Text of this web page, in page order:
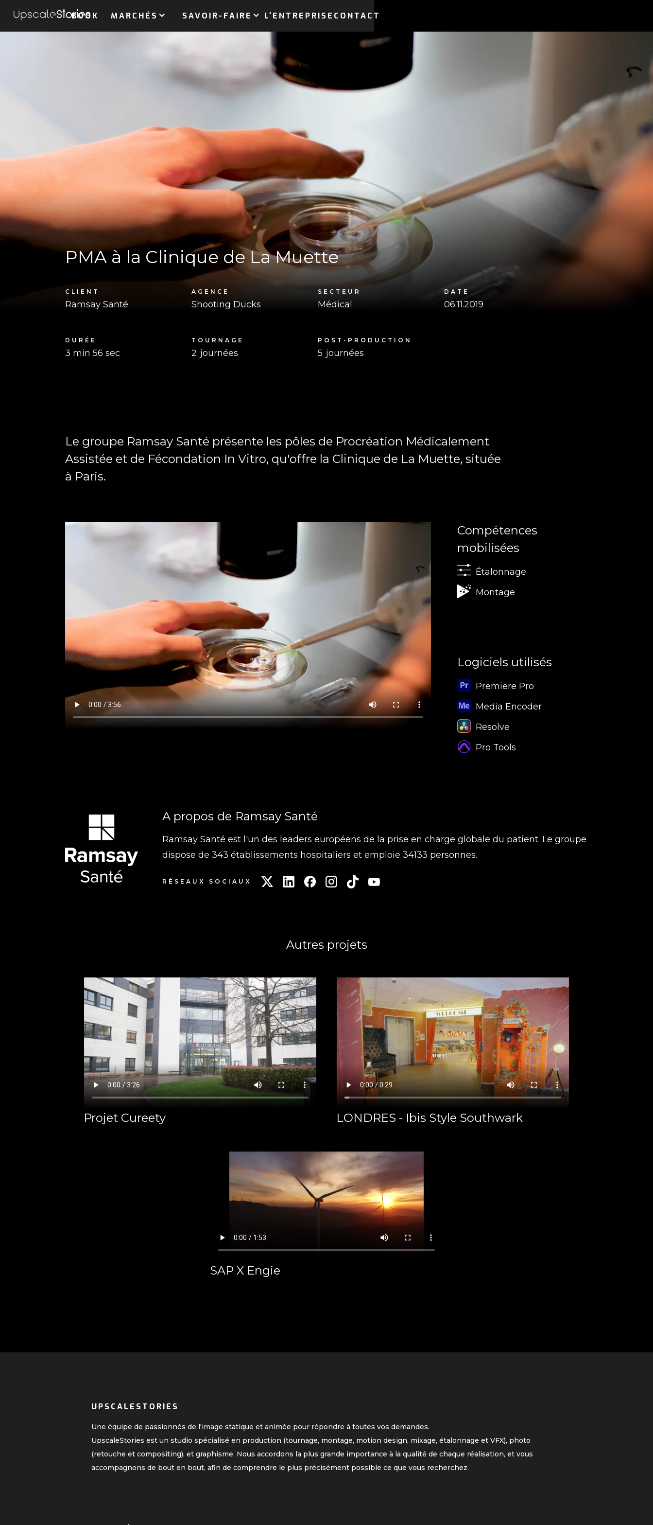
BOOK MARCHÉS SAVOIR-FAIRE L'ENTREPRISE CONTACT
PMA à la Clinique de La Muette
CLIENT
Ramsay Santé
AGENCE
Shooting Ducks
SECTEUR
Médical
DATE
06.11.2019
DURÉE
3 min 56 sec
TOURNAGE
2 journées
POST-PRODUCTION
5 journées
Le groupe Ramsay Santé présente les pôles de Procréation Médicalement
Assistée et de Fécondation In Vitro, qu'offre la Clinique de La Muette, située
à Paris.
Compétences
mobilisées
Étalonnage
Montage
Logiciels utilisés
Premiere Pro
Media Encoder
Resolve
Pro Tools
A propos de Ramsay Santé
Ramsay Santé est l'un des leaders européens de la prise en charge globale du patient. Le groupe
dispose de 343 établissements hospitaliers et emploie 34133 personnes.
RÉSEAUX SOCIAUX
Autres projets
Projet Cureety LONDRES - Ibis Style Southwark
SAP X Engie
UPSCALESTORIES
Une équipe de passionnés de l'image statique et animée pour répondre à toutes vos demandes.
UpscaleStories est un studio spécialisé en production (tournage, montage, motion design, mixage, étalonnage et VFX), photo
(retouche et compositing), et graphisme. Nous accordons la plus grande importance à la qualité de chaque réalisation, et vous
accompagnons de bout en bout, afin de comprendre le plus précisément possible ce que vous recherchez.